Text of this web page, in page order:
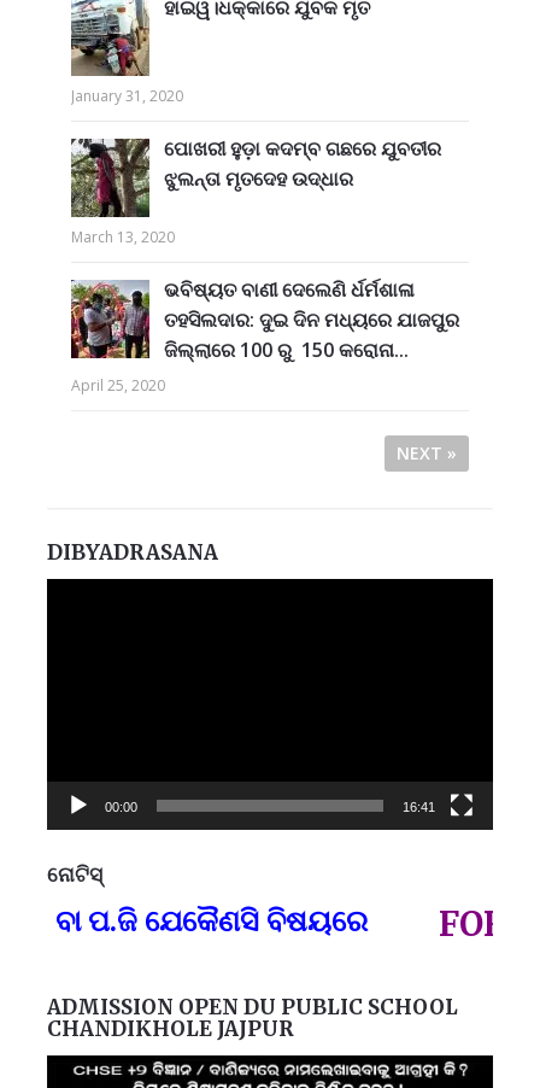
ହାଇୱ।ଧକ୍କାରେ ଯୁବକ ମୃତ
January 31, 2020
ପୋଖରୀ ହୁଡ଼ା କଦମ୍ବ ଗଛରେ ଯୁବତୀର
ଝୁଲନ୍ତା ମୃତଦେହ ଉଦ୍ଧାର
March 13, 2020
ଭବିଷ୍ୟତ ବାଣୀ ଦେଲେଣି ର୍ଧର୍ମଶାଳା
ତହସିଲଦାର: ଦୁଇ ଦିନ ମଧ୍ୟରେ ଯାଜପୁର
ଜିଲ୍ଲାରେ 100 ରୁ 150 କରୋନା...
April 25, 2020
NEXT »
DIBYADRASANA
00:00 16:41
ନୋଟିସ୍
ପ.ଜି ଯେକୈଣସି ବିଷୟରେ FOR
ADMISSION OPEN DU PUBLIC SCHOOL
CHANDIKHOLE JAJPUR